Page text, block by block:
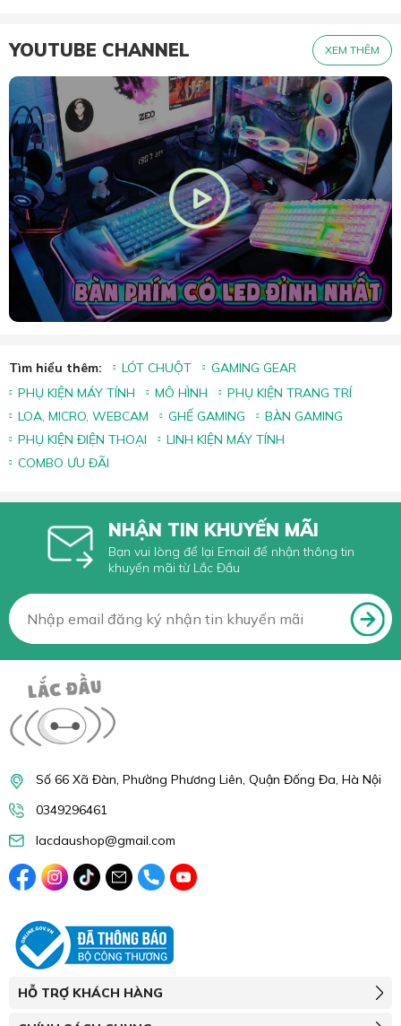
YOUTUBE CHANNEL XEM THÊM
Tìm hiểu thêm: LÓT CHUỘT
GAMING GEAR
PHỤ KIỆN MÁY TÍNH
MÔ HÌNH
PHỤ KIỆN TRANG TRÍ
LOA, MICRO, WEBCAM
GHẾ GAMING
BÀN GAMING
PHỤ KIỆN ĐIỆN THOẠI
LINH KIỆN MÁY TÍNH
COMBO ƯU ĐÃI
NHẬN TIN KHUYẾN MÃI
Bạn vui lòng để lại Email để nhận thông tin
khuyến mãi từ Lắc Đầu
Số 66 Xã Đàn, Phường Phương Liên, Quận Đống Đa, Hà Nội
0349296461
lacdaushop@gmail.com
HỖ TRỢ KHÁCH HÀNG